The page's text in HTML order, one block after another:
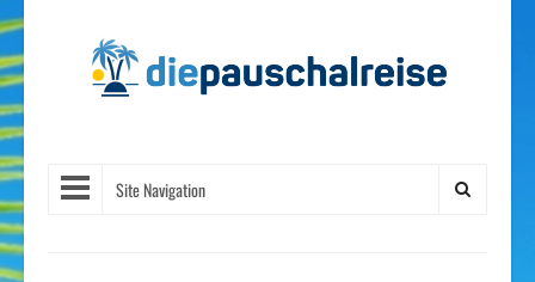
Site Navigation